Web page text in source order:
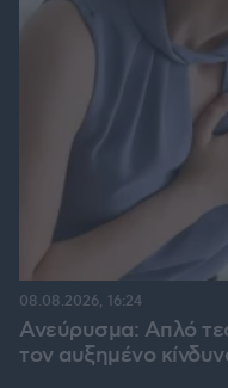
Ανεύρυσμα: Απλό
τον αυξημένο
08.08.2026, 16:24